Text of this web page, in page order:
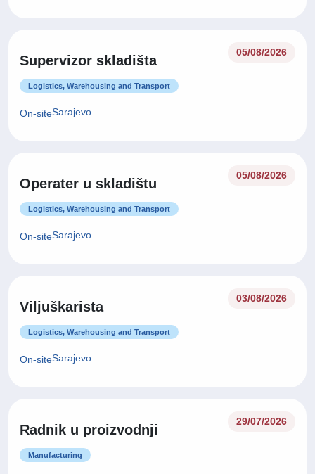
Supervizor skladišta
05/08/2026
Logistics, Warehousing and Transport
On-siteSarajevo
Operater u skladištu
05/08/2026
Logistics, Warehousing and Transport
On-siteSarajevo
Viljuškarista
03/08/2026
Logistics, Warehousing and Transport
On-siteSarajevo
Radnik u proizvodnji
29/07/2026
Manufacturing